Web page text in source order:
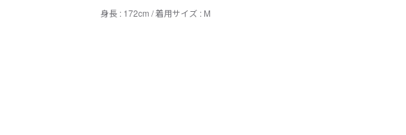
身長 : 172cm / 着用サイズ : M